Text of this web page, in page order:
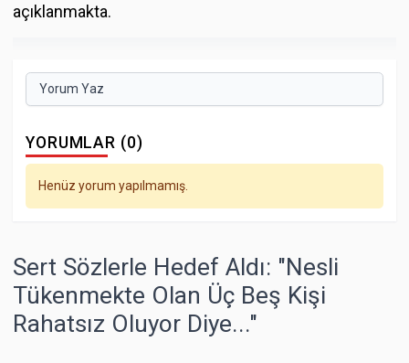
açıklanmakta.
Yorum Yaz
YORUMLAR (0)
Henüz yorum yapılmamış.
Sert Sözlerle Hedef Aldı: "Nesli
Tükenmekte Olan Üç Beş Kişi
Rahatsız Oluyor Diye..."